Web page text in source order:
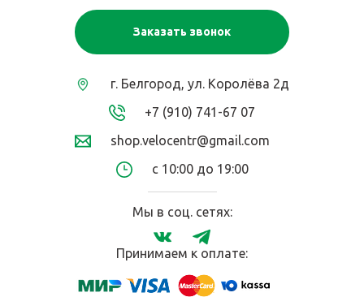
Заказать звонок
г. Белгород, ул. Королёва 2д
+7 (910) 741-67 07
shop.velocentr@gmail.com
с 10:00 до 19:00
Мы в соц. сетях:
Принимаем к оплате: